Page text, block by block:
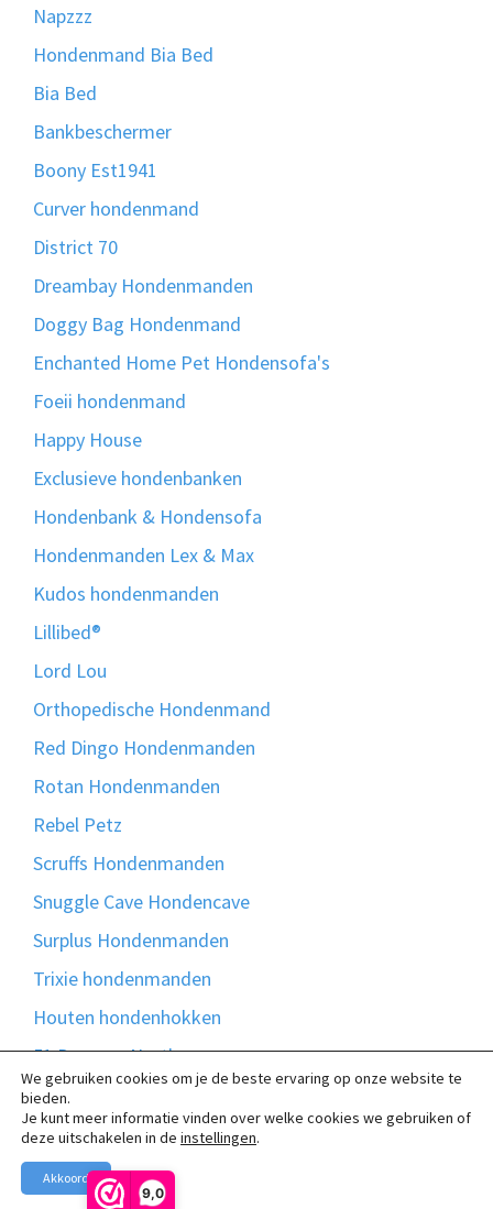
9,0
Napzzz
Hondenmand Bia Bed
Bia Bed
Bankbeschermer
Boony Est1941
Curver hondenmand
District 70
Dreambay Hondenmanden
Doggy Bag Hondenmand
Enchanted Home Pet Hondensofa's
Foeii hondenmand
Happy House
Exclusieve hondenbanken
Hondenbank & Hondensofa
Hondenmanden Lex & Max
Kudos hondenmanden
Lillibed®
Lord Lou
Orthopedische Hondenmand
Red Dingo Hondenmanden
Rotan Hondenmanden
Rebel Petz
Scruffs Hondenmanden
Snuggle Cave Hondencave
Surplus Hondenmanden
Trixie hondenmanden
Houten hondenhokken
51 Degrees North
Bontmand
Madison Friends
We gebruiken cookies om je de beste ervaring op onze website te
bieden.
Je kunt meer informatie vinden over welke cookies we gebruiken of
deze uitschakelen in de instellingen.
Akkoord